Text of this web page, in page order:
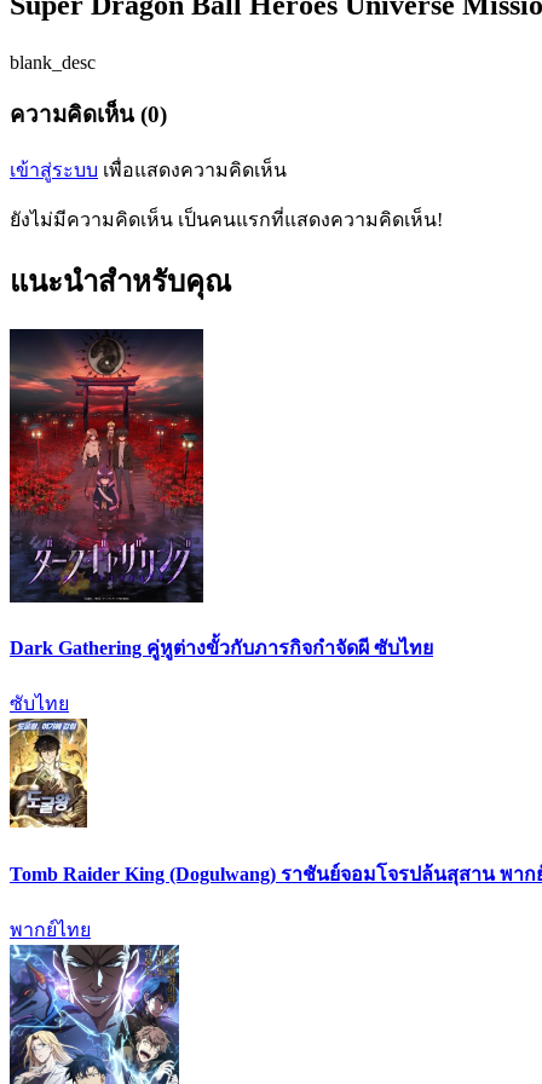
blank_desc
ความคิดเห็น (0)
เข้าสู่ระบบ เพื่อแสดงความคิดเห็น
ยังไม่มีความคิดเห็น เป็นคนแรกที่แสดงความคิดเห็น!
แนะนำสำหรับคุณ
Dark Gathering คู่หูต่างขั้วกับภารกิจกำจัดผี ซับไทย
ซับไทย
Tomb Raider King (Dogulwang) ราชันย์จอมโจรปล้นสุสาน พาก
พากย์ไทย